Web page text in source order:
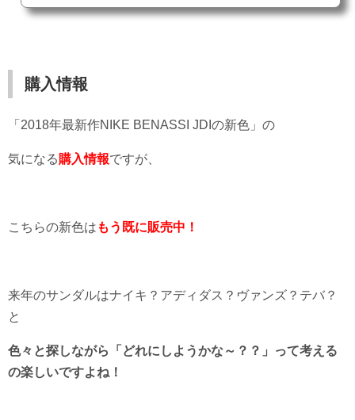
購入情報
「2018年最新作NIKE BENASSI JDIの新色」の
気になる購入情報ですが、
こちらの新色は もう既に販売中！
来年のサンダルはナイキ？アディダス？ヴァンズ？テバ？
と
色々と探しながら「どれにしようかな～？？」って考える
の楽しいですよね！